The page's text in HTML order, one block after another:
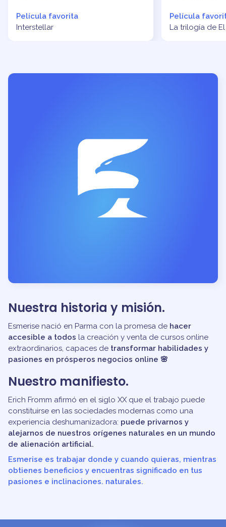
Película favorita
Interstellar
Película
La trilogía de
Nuestra historia y misión.
Esmerise nació en Parma con la promesa de hacer
accesible a todos la creación y venta de cursos online
extraordinarios, capaces de transformar habilidades y
pasiones en prósperos negocios online 🌸
Nuestro manifiesto.
Erich Fromm afirmó en el siglo XX que el trabajo puede
constituirse en las sociedades modernas como una
experiencia deshumanizadora: puede privarnos y
alejarnos de nuestros orígenes naturales en un mundo
de alienación artificial.
Esmerise es trabajar donde y cuando quieras, mientras
obtienes beneficios y encuentras significado en tus
pasiones e inclinaciones. naturales.